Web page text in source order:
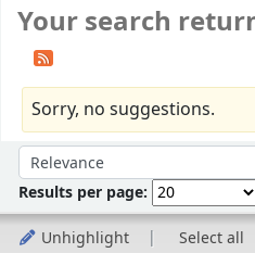
Your search
Sorry, no suggestions.
Sort by:
Results per page:
Unhighlight Select all